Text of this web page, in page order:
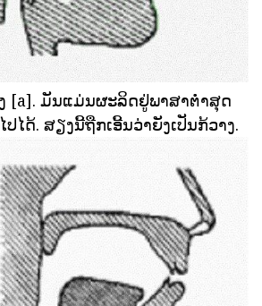
[a]. ມັນແມ່ນຜະລິດຢູ່ພາສາຕ່ໍາສຸດ
ປໄດ້. ສຽງນີ້ຖືກເອີ້ນວ່າຍັງເປັນກ້ວາງ.